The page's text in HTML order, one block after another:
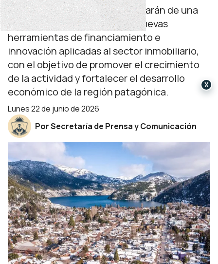
Más de 200 referentes participarán de una
jornada destinada a analizar nuevas
herramientas de financiamiento e
innovación aplicadas al sector inmobiliario,
con el objetivo de promover el crecimiento
de la actividad y fortalecer el desarrollo
económico de la región patagónica.
lunes 22 de junio de 2026
Por Secretaría de Prensa y Comunicación
X